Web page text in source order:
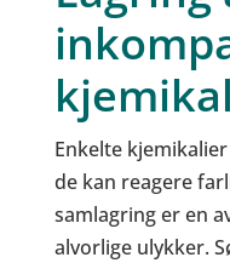
Enkelte
de kan reagere
samlagring er en
alvorlige ulykker.